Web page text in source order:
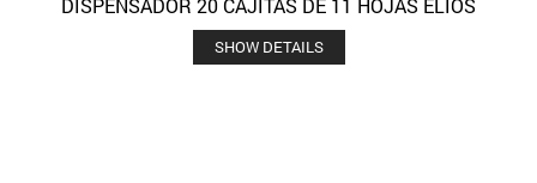
DISPENSADOR 20 CAJITAS DE 11 HOJAS ELIOS
SHOW DETAILS